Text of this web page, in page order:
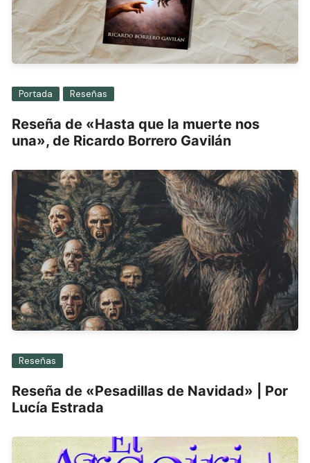
Portada Reseñas
Reseña de «Hasta que la muerte nos
una», de Ricardo Borrero Gavilán
Reseñas
Reseña de «Pesadillas de Navidad» | Por
Lucía Estrada